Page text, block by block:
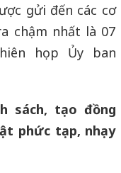
gửi đến các cơ
chậm nhất là 07
họp Ủy ban
sách, tạo đồng
phức tạp, nhạy